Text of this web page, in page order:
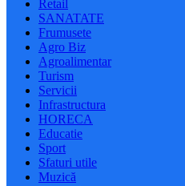
Retail
SANATATE
Frumusete
Agro Biz
Agroalimentar
Turism
Servicii
Infrastructura
HORECA
Educatie
Sport
Sfaturi utile
Muzică